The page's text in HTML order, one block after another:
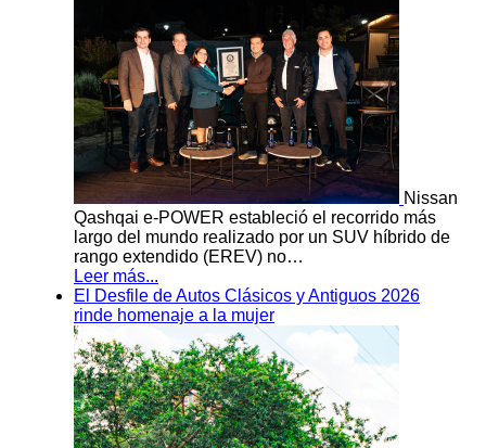
Nissan
Qashqai e-POWER estableció el recorrido más
largo del mundo realizado por un SUV híbrido de
rango extendido (EREV) no…
Leer más...
El Desfile de Autos Clásicos y Antiguos 2026
rinde homenaje a la mujer